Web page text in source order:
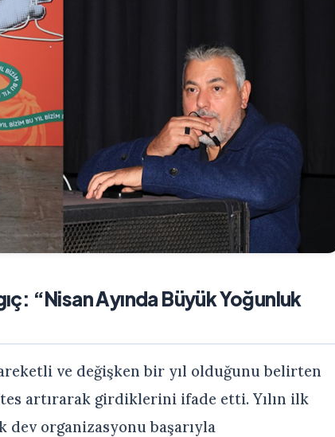
“Nisan Ayında Büyük Yoğunluk
ve değişken bir yıl olduğunu belirten
artırarak girdiklerini ifade etti. Yılın ilk
organizasyonu başarıyla